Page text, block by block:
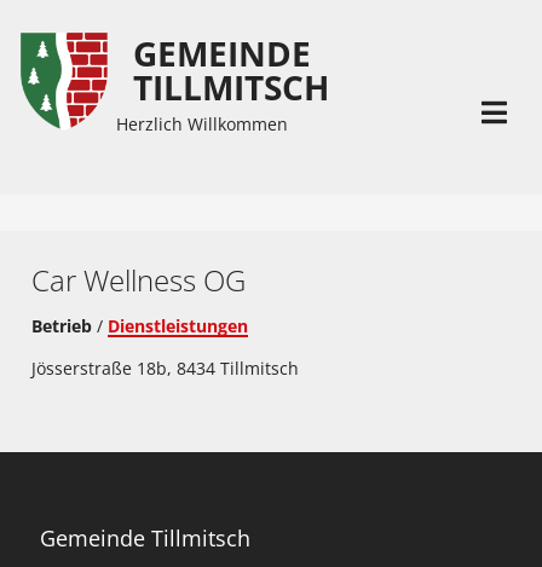
Inhalt
Accesskey
Hauptmenü
Accesskey
GEMEINDE
TILLMITSCH
Herzlich Willkommen
Car Wellness OG
Betrieb/ Dienstleistungen
Jösserstraße 18b, 8434 Tillmitsch
Gemeinde Tillmitsch